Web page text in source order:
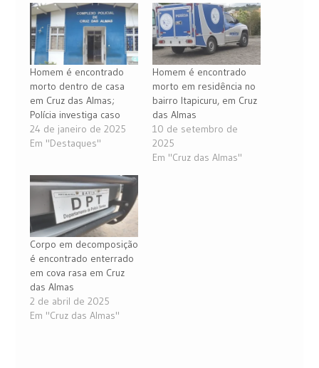
Homem é encontrado
morto dentro de casa
em Cruz das Almas;
Polícia investiga caso
24 de janeiro de 2025
Em "Destaques"
Homem é encontrado
morto em residência no
bairro Itapicuru, em Cruz
das Almas
10 de setembro de
2025
Em "Cruz das Almas"
Corpo em decomposição
é encontrado enterrado
em cova rasa em Cruz
das Almas
2 de abril de 2025
Em "Cruz das Almas"